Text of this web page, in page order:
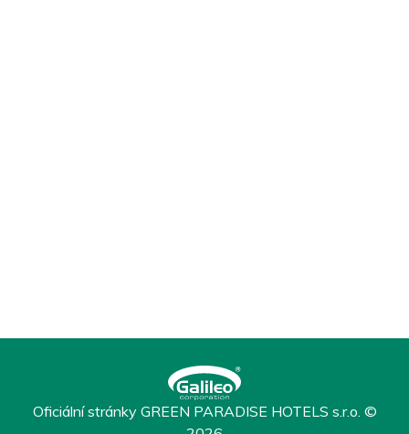
Oficiální stránky GREEN PARADISE HOTELS s.r.o. ©